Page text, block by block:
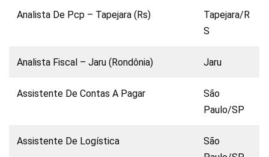
Analista De Pcp – Tapejara (Rs)
Tapejara/R
S
Analista Fiscal – Jaru (Rondônia) Jaru
Assistente De Contas A Pagar
São
Paulo/SP
Assistente De Logística
São